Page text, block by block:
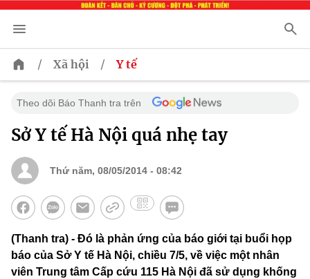
/ Xã hội / Y tế
Theo dõi Báo Thanh tra trên
Sở Y tế Hà Nội quá nhẹ tay
Thứ năm, 08/05/2014 - 08:42
(Thanh tra) - Đó là phản ứng của báo giới tại buổi họp
báo của Sở Y tế Hà Nội, chiều 7/5, về việc một nhân
viên Trung tâm Cấp cứu 115 Hà Nội đã sử dụng khống